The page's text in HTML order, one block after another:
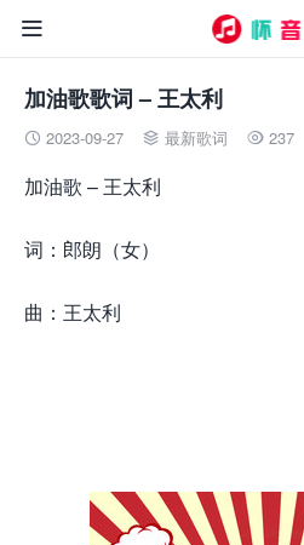

加油歌歌词 – 王太利
 2023-09-27  最新歌词  237
加油歌 – 王太利
词：郎朗（女）
曲：王太利